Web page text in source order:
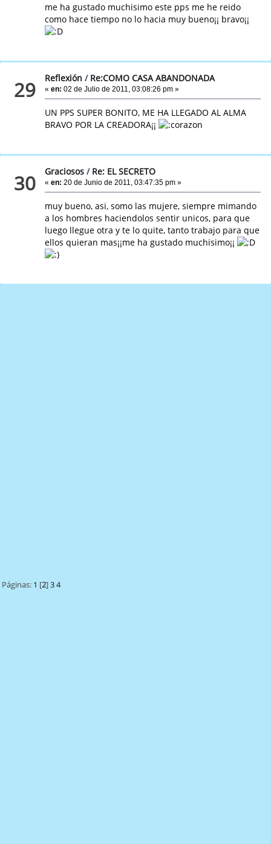
me ha gustado muchisimo este pps me he reido
como hace tiempo no lo hacia muy bueno¡¡ bravo¡¡
29 Reflexión / Re:COMO CASA ABANDONADA
«en: 02 de Julio de 2011, 03:08:26 pm »
UN PPS SUPER BONITO, ME HA LLEGADO AL ALMA
BRAVO POR LA CREADORA¡¡
30 Graciosos / Re: EL SECRETO
«en: 20 de Junio de 2011, 03:47:35 pm »
muy bueno, asi, somo las mujere, siempre mimando
a los hombres haciendolos sentir unicos, para que
luego llegue otra y te lo quite, tanto trabajo para que
ellos quieran mas¡¡me ha gustado muchisimo¡¡
Páginas: 1 [2]3 4